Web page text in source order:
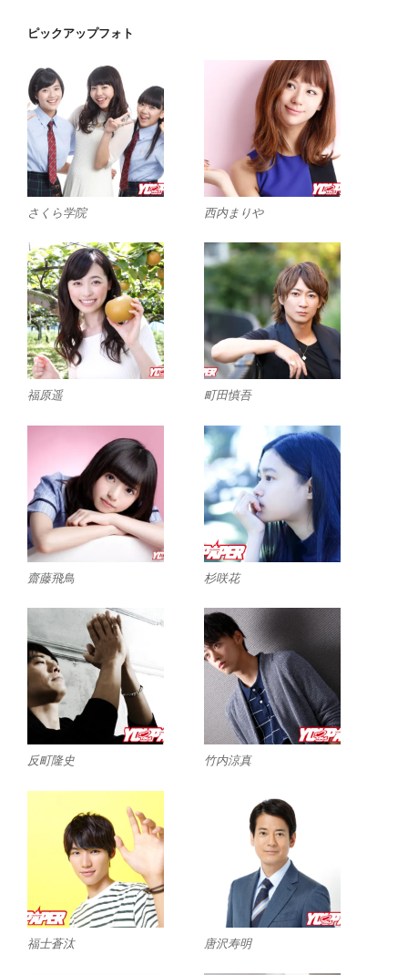
ピックアップフォト
さくら学院 西内まりや
福原遥 町田慎吾
齋藤飛鳥 杉咲花
反町隆史 竹内涼真
福士蒼汰 唐沢寿明